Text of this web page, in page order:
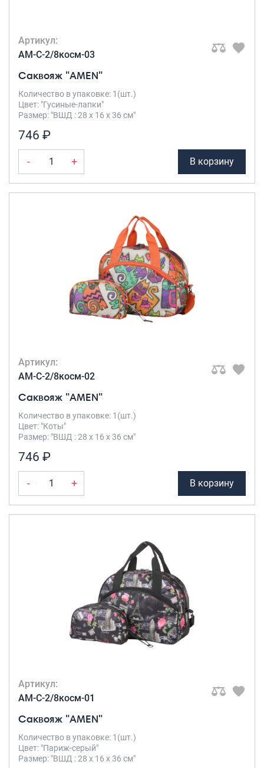
Сумки деловые
Сумки поясные
Сумки пляжные
Сумки-рюкзаки на колёсах
Рюкзаки
Рюкзаки школьные
Рюкзаки подростковые
Ранцы школьные
Рюкзаки детские
Рюкзаки туристические
Рюкзаки для охоты-рыбалки
Рюкзаки на колесах
Планшеты
Аксессуары
Чехлы для чемоданов
Артикул:
AM-C-2/8косм-03
Саквояж "AMEN"
Количество в упаковке: 1(шт.)
Цвет: "Гусиные-лапки"
Размер: "ВШД : 28 х 16 х 36 см"
746 ₽
- + В корзину
Артикул:
AM-C-2/8косм-02
Саквояж "AMEN"
Количество в упаковке: 1(шт.)
Цвет: "Коты"
Размер: "ВШД : 28 х 16 х 36 см"
746 ₽
- + В корзину
Артикул:
AM-C-2/8косм-01
Саквояж "AMEN"
Количество в упаковке: 1(шт.)
Цвет: "Париж-серый"
Размер: "ВШД : 28 х 16 х 36 см"